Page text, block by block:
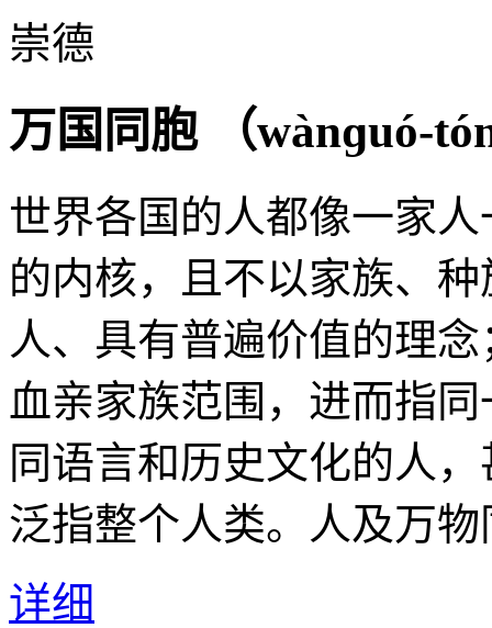
崇德
万国同胞 （wànɡuó-
世界各国的人都像一家
的内核，且不以家族、
人、具有普遍价值的理
血亲家族范围，进而指
同语言和历史文化的人
泛指整个人类。人及万
详细